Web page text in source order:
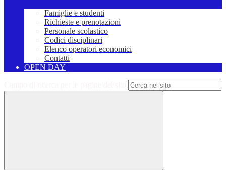
Famiglie e studenti
Richieste e prenotazioni
Personale scolastico
Codici disciplinari
Elenco operatori economici
Contatti
OPEN DAY